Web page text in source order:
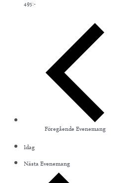
495:-
Föregående Evenemang
Idag
Nästa Evenemang